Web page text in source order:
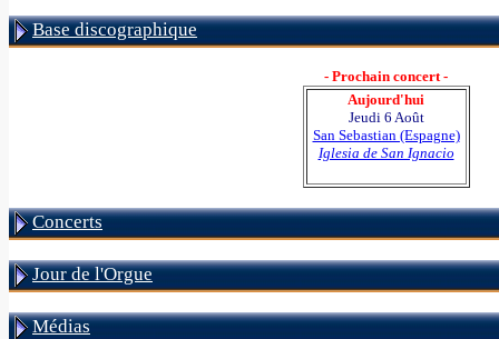
Base discographique
- Prochain concert -
Aujourd'hui
Jeudi 6 Août
San Sebastian (Espagne)
Iglesia de San Ignacio
Concerts
Jour de l'Orgue
Médias